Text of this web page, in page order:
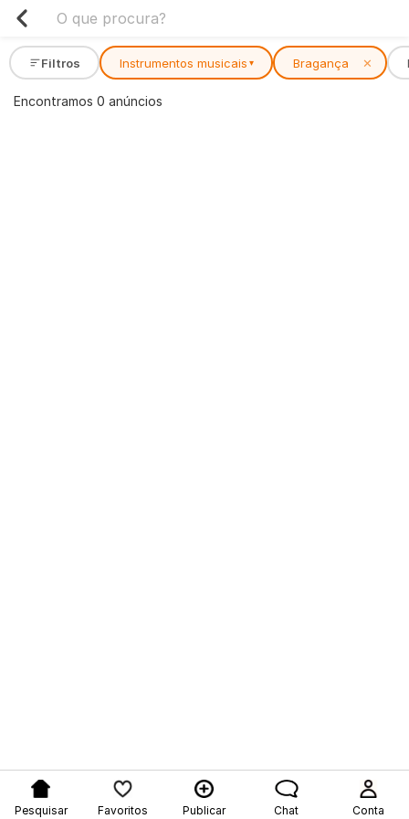
Filtros Instrumentos musicais ▾ Bragança ✕
Encontramos 0 anúncios
Pesquisar Favoritos Publicar Chat Conta